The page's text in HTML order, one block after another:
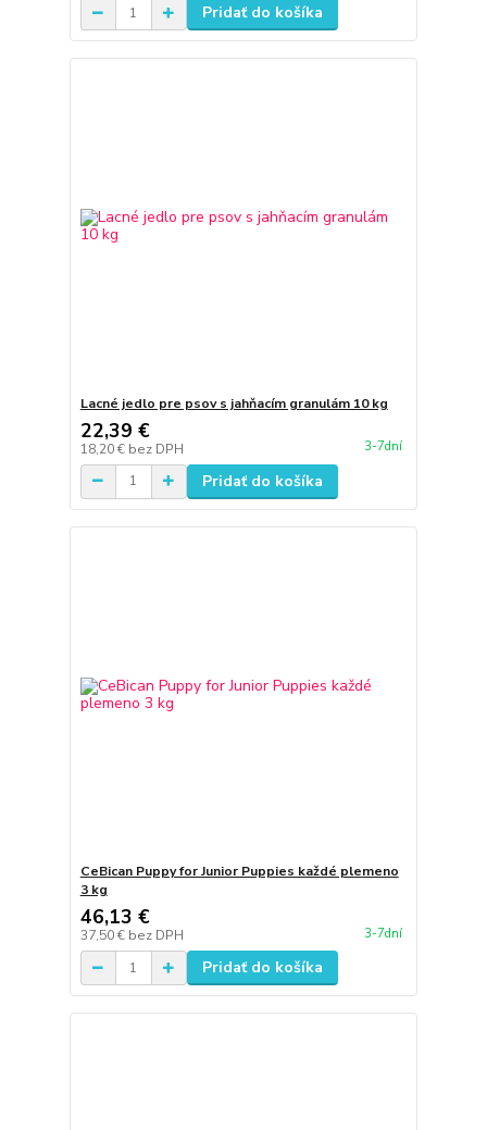
Pridať do košíka
Lacné jedlo pre psov s jahňacím granulám 10 kg
22,39 €
18,20 € bez DPH 3-7dní
Pridať do košíka
CeBican Puppy for Junior Puppies každé plemeno
3 kg
46,13 €
37,50 € bez DPH 3-7dní
Pridať do košíka